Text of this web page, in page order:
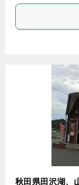
秋田県田沢湖、